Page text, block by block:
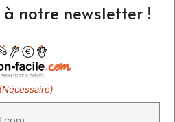
notre newsletter !
(Nécessaire)